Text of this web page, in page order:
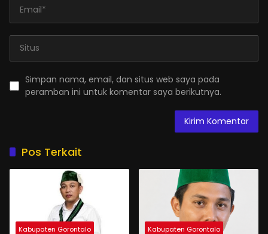
Simpan nama, email, dan situs web saya pada
peramban ini untuk komentar saya berikutnya.
Pos Terkait
Kabupaten Gorontalo Kabupaten Gorontalo